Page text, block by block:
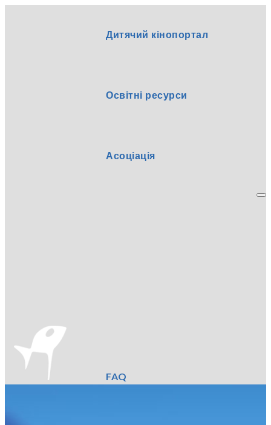
Дитячий кінопортал
Освітні ресурси
Асоціація
FAQ